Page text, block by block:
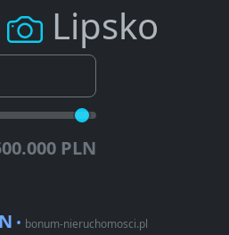
Lipsko
PLN
• bonum-nieruchomosci.pl